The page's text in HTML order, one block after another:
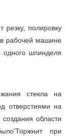
резку, полировку
рабочей машине
шпинделя
стекла на
отверстиями на
области
при